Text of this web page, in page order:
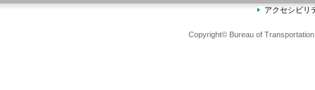
アクセシビリ
Copyright© Bureau of